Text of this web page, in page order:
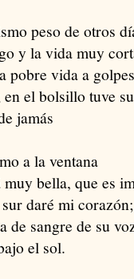
peso de otros
y la vida muy
pobre vida a
el bolsillo tuve
jamás
a la ventana
bella, que es
daré mi corazón;
de sangre de su
el sol.